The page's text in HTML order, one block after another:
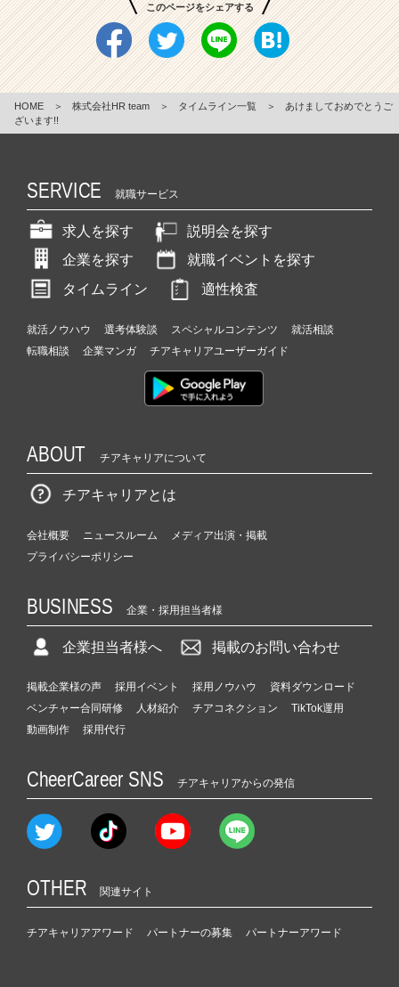
このページをシェアする
HOME ＞ 株式会社HR team ＞ タイムライン一覧 ＞
あけましておめでとうご
ざいます!!
SERVICE 就職サービス
求人を探す
説明会を探す
企業を探す
就職イベントを探す
タイムライン
適性検査
就活ノウハウ 選考体験談 スペシャルコンテンツ
就活相談
転職相談
企業マンガ チアキャリアユーザーガイド
ABOUT チアキャリアについて
チアキャリアとは
会社概要 ニュースルーム
メディア出演・掲載
プライバシーポリシー
BUSINESS 企業・採用担当者様
企業担当者様へ 掲載のお問い合わせ
掲載企業様の声 採用イベント 採用ノウハウ
資料ダウンロード
ベンチャー合同研修
人材紹介 チアコネクション
TikTok運用
動画制作
採用代行
CheerCareer SNS チアキャリアからの発信
OTHER 関連サイト
チアキャリアアワード パートナーの募集 パートナーアワード